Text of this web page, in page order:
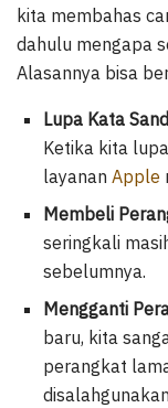
kita membahas
dahulu mengapa
Alasannya bisa
Lupa Kata
Ketika kita
layanan Apple
Membeli
seringkali
sebelumnya.
Mengganti
baru, kita
perangkat